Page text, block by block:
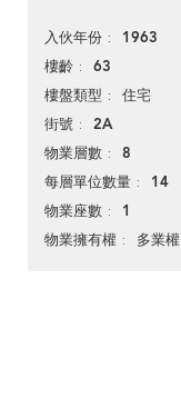
入伙年份 1963
樓齡 63
樓盤類型 住宅
街號 2A
物業層數 8
每層單位數量 14
物業座數 1
物業擁有權 多業權